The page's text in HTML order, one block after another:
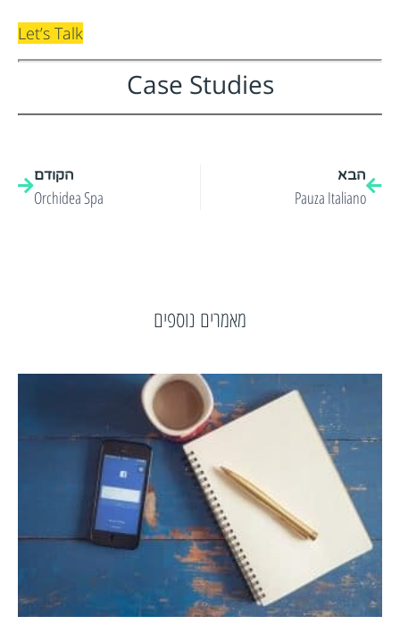
Let’s Talk
Case Studies
הקודם
Orchidea Spa
הבא
Pauza Italiano
מאמרים נוספים